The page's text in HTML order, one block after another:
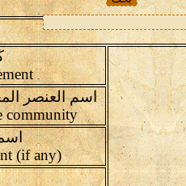
Inventory Code for Element
community
(Other Name(s) of the element (if any